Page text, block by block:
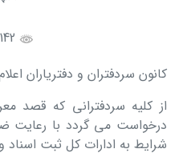
کانون سردفتران و دفتریاران
از کلیه سردفترانی که قصد
درخواست می گردد با رعایت